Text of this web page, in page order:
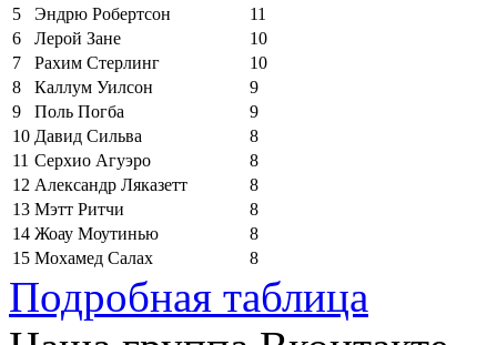
5
Эндрю Робертсон
11
6
Лерой Зане
10
7
Рахим Стерлинг
10
8
Каллум Уилсон
9
9
Поль Погба
9
10 Давид Сильва
8
11 Серхио Агуэро
8
12 Александр Ляказетт
8
13 Мэтт Ритчи
8
14 Жоау Моутинью
8
15 Мохамед Салах 8
Подробная таблица